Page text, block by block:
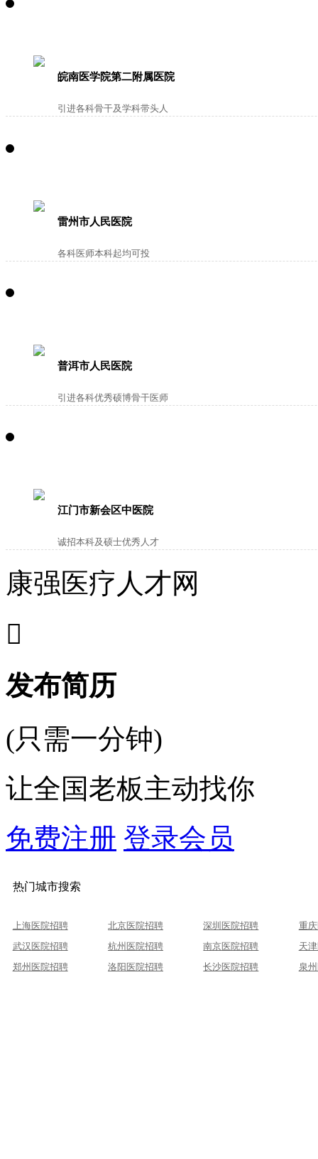
皖南医学院第二附属医院
引进各科骨干及学科带头人
雷州市人民医院
各科医师本科起均可投
普洱市人民医院
引进各科优秀硕博骨干医师
江门市新会区中医院
诚招本科及硕士优秀人才
康强医疗人才网

发布简历
(只需一分钟)
让全国老板主动找你
免费注册 登录会员
热门城市搜索
上海医院招聘 北京医院招聘 深圳医院招聘
重
武汉医院招聘
杭州医院招聘 南京医院招聘
天
郑州医院招聘
洛阳医院招聘 长沙医院招聘 泉